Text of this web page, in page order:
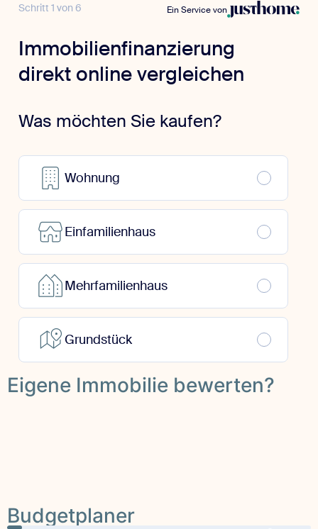
Eigene Immobilie bewerten?
Budgetplaner